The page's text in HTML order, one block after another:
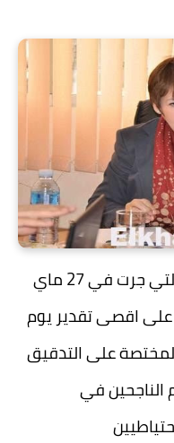
نتائج مسابقات التعليم الثانوي التي جرت في 27 ماي
على اقصى تقدير يوم
على التدقيق
الناجحين في